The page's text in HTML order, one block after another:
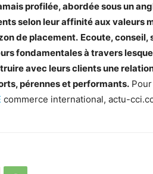
profilée, abordée sous un
selon leur affinité aux valeurs
de placement. Ecoute,
fondamentales à travers
avec leurs clients une
pérennes et performants.
commerce international, actu-